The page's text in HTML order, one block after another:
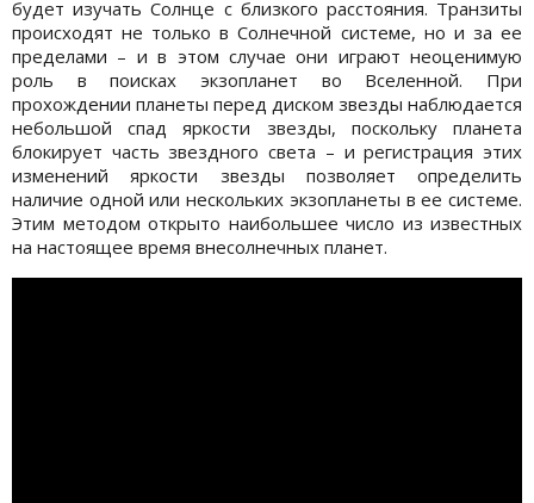
будет изучать Солнце с близкого расстояния. Транзиты
происходят не только в Солнечной системе, но и за ее
пределами – и в этом случае они играют неоценимую
роль в поисках экзопланет во Вселенной. При
прохождении планеты перед диском звезды наблюдается
небольшой спад яркости звезды, поскольку планета
блокирует часть звездного света – и регистрация этих
изменений яркости звезды позволяет определить
наличие одной или нескольких экзопланеты в ее системе.
Этим методом открыто наибольшее число из известных
на настоящее время внесолнечных планет.